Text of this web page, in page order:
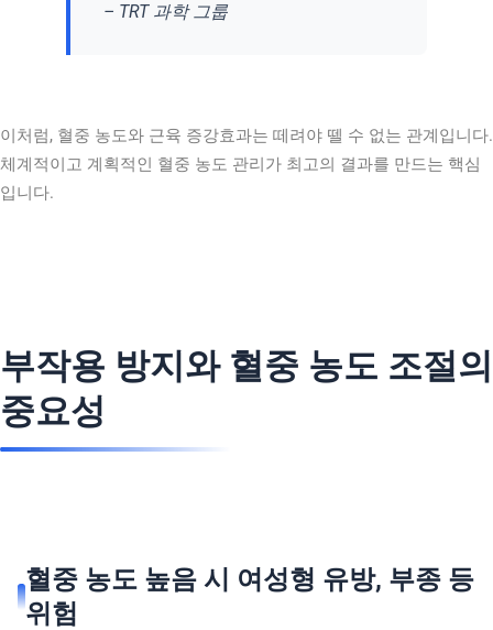
– TRT 과학 그룹
이처럼, 혈중 농도와 근육 증강효과는 떼려야 뗄 수 없는 관계입니다.
체계적이고 계획적인 혈중 농도 관리가 최고의 결과를 만드는 핵심
입니다.
부작용 방지와 혈중 농도 조절의
중요성
혈중 농도 높음 시 여성형 유방, 부종 등
위험